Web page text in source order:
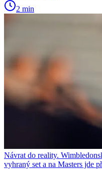
2 min
Návrat do reality.
vyhraný set a na Masters jde